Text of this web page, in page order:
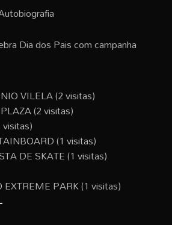
Dia dos Pais com campanha
VILELA(2 visitas)
(2 visitas)
(1 visitas)
DE SKATE(1 visitas)
PARK(1 visitas)